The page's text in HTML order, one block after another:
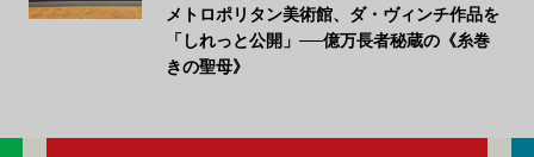
メトロポリタン美術館、ダ・ヴィンチ作品を
「しれっと公開」──億万長者秘蔵の《糸巻
きの聖母》